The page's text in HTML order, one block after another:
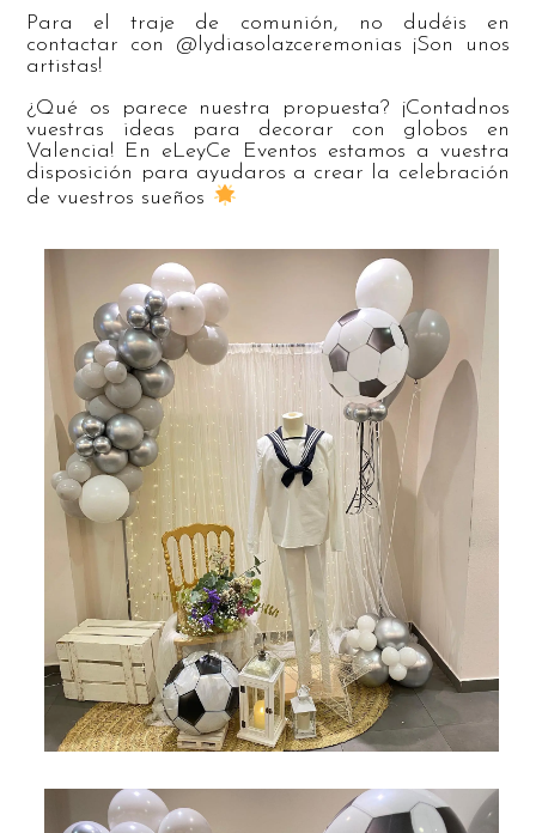
Para el traje de comunión, no dudéis en
contactar con @lydiasolazceremonias ¡Son unos
artistas!
¿Qué os parece nuestra propuesta? ¡Contadnos
vuestras ideas para decorar con globos en
Valencia! En eLeyCe Eventos estamos a vuestra
disposición para ayudaros a crear la celebración
de vuestros sueños